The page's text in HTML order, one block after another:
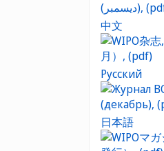
中文
Русский
日本語